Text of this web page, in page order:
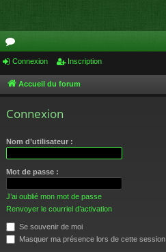
or
u
Connexion Inscription
Accueil du forum
Connexion
Nom d’utilisateur :
Mot de passe :
J’ai oublié mon mot de passe
Renvoyer le courriel d’activation
Se souvenir de moi
Masquer ma présence lors de cette session